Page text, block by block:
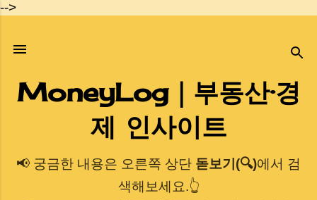
-->
기본 콘텐츠로 건너뛰기
MoneyLog｜부동산·경
제 인사이트
📢 궁금한 내용은 오른쪽 상단 돋보기(🔍)에서 검
색해보세요.👆